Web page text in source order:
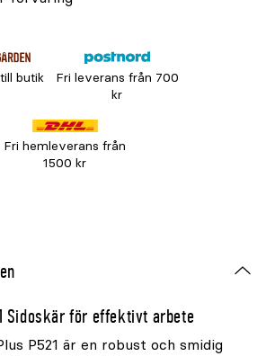
butik
Fri leverans från 700
kr
Fri hemleverans från
1500 kr
Sidoskär för effektivt arbete
P521 är en robust och smidig